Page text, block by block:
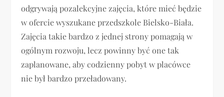
odgrywają pozalekcyjne zajęcia, które mieć będzie
w ofercie wyszukane przedszkole Bielsko-Biała.
Zajęcia takie bardzo z jednej strony pomagają w
ogólnym rozwoju, lecz powinny być one tak
zaplanowane, aby codzienny pobyt w placówce
nie był bardzo przeładowany.